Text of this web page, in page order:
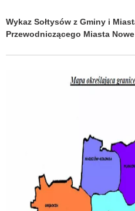
Wykaz Sołtysów z Gminy i
Przewodniczącego Miasta